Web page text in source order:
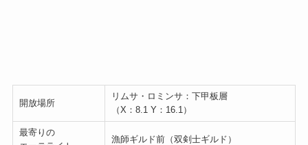
開放場所
リムサ・ロミンサ：下甲板層
（X：8.1 Y：16.1）
最寄りの
漁師ギルド前（双剣士ギルド）